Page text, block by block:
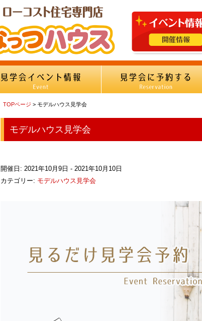
TOPページ > モデルハウス見学会
モデルハウス見学会
開催日: 2021年10月9日 - 2021年10月10日
カテゴリー: モデルハウス見学会